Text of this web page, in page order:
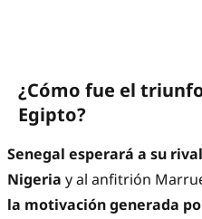
¿Cómo fue el
Egipto?
Senegal esperará a su
Nigeria y al anfitrión
la motivación generada